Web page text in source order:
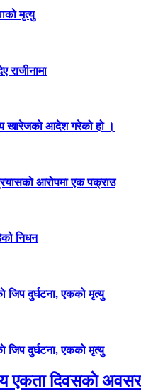
मृत्यु
राजीनामा
खारेजको आदेश गरेको हो ।
आरोपमा एक पक्राउ
निधन
जिप दुर्घटना, एकको मृत्यु
जिप दुर्घटना, एकको मृत्यु
एकता दिवसकाे